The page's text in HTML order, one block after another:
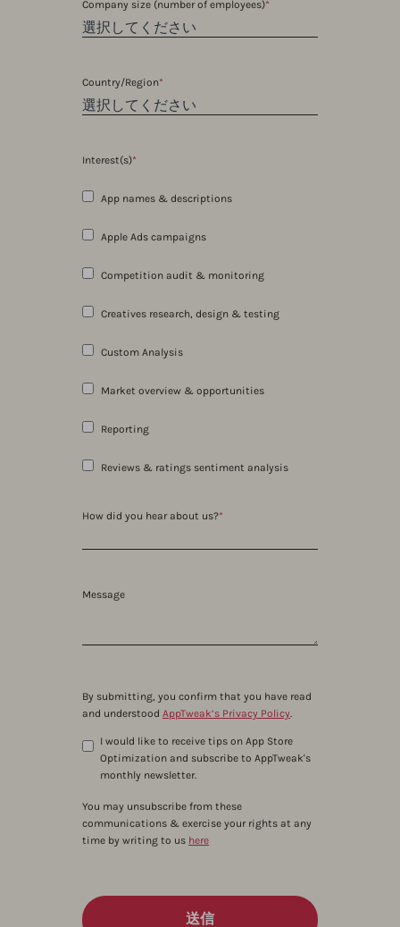
Company size (number of employees)*
Country/Region*
Interest(s)*
App names & descriptions
Apple Ads campaigns
Competition audit & monitoring
Creatives research, design & testing
Custom Analysis
Market overview & opportunities
Reporting
Reviews & ratings sentiment analysis
How did you hear about us?*
Message
By submitting, you confirm that you have read
and understood AppTweak’s Privacy Policy.
I would like to receive tips on App Store
Optimization and subscribe to AppTweak's
monthly newsletter.
You may unsubscribe from these
communications & exercise your rights at any
time by writing to us here